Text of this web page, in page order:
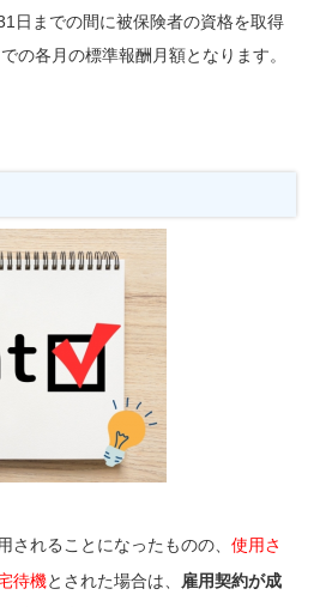
日までの間に被保険者の資格を取得
の各月の標準報酬月額となります。
されることになったものの、使用さ
待機とされた場合は、
雇用契約が成